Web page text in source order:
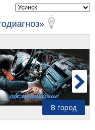
В город